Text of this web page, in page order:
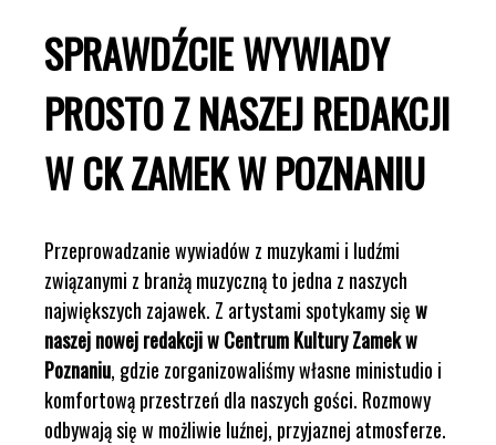
SPRAWDŹCIE WYWIADY
PROSTO Z NASZEJ REDAKCJI
W CK ZAMEK W POZNANIU
Przeprowadzanie wywiadów z muzykami i ludźmi
związanymi z branżą muzyczną to jedna z naszych
największych zajawek. Z artystami spotykamy sięw
naszej nowej redakcji w Centrum Kultury Zamek w
Poznaniu, gdzie zorganizowaliśmy własne ministudio i
komfortową przestrzeń dla naszych gości. Rozmowy
odbywają się w możliwie luźnej, przyjaznej atmosferze.